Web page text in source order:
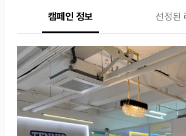
캠페인 정보 선정된